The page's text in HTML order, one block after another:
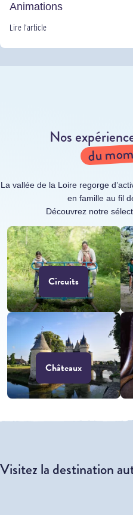
Animations
Lire l’article
Nos
du
La vallée de la Loire regorge
en famille au fil
Découvrez notre
Circuits
Châteaux
Visitez la destination